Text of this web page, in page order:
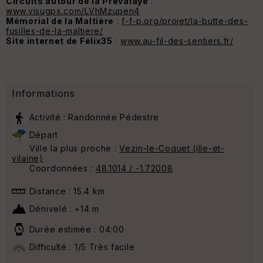
www.visugpx.com/LVhMzupen4
Mémorial de la Maltière :f-f-p.org/projet/la-butte-des-
fusilles-de-la-maltiere/
Site internet de Félix35 : www.au-fil-des-sentiers.fr/
Informations
Activité : Randonnée Pédestre
Départ
Ville la plus proche :Vezin-le-Coquet (ille-et-
vilaine)
Coordonnées : 48.1014 / -1.72008
Distance : 15.4 km
Dénivelé : +14 m
Durée estimée : 04:00
Difficulté : 1/5 Très facile
14